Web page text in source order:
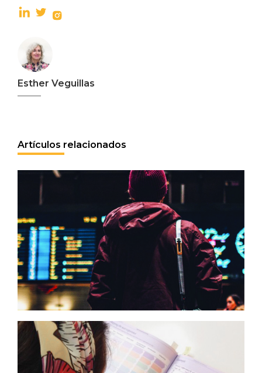
Esther Veguillas
Artículos relacionados
Queda tanto por rediseñar